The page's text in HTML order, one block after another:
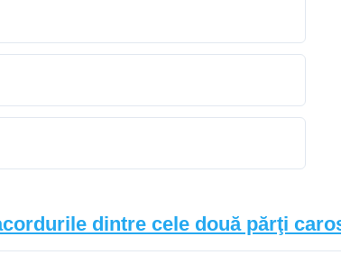
dintre cele două părţi